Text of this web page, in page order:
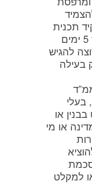
תכנית
הנדסה ויקבל היתר הבניה בתוך 5 ימים
להגיש
בעילה
בעלי
או
והמדינה או מי
ללא הסכמת
למקלט